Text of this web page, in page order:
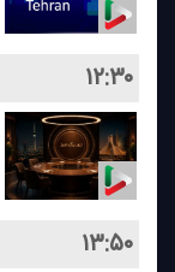
۱۲:۳۰
۱۳:۵۰